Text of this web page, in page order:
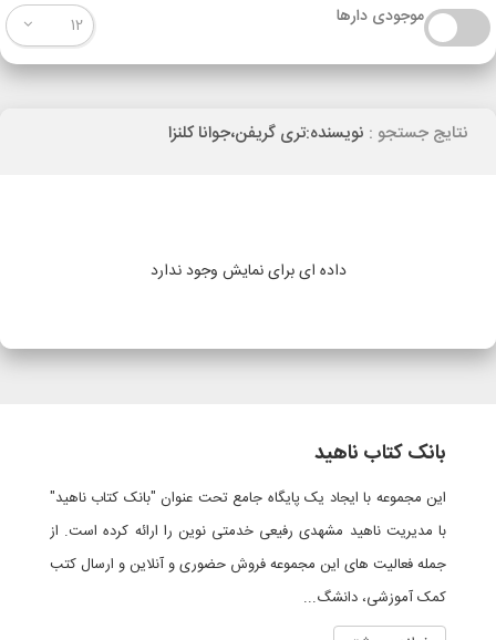
موجودی دارها 12
نتایج جستجو : نویسنده:تری گریفن،جوانا کلنزا
داده ای برای نمایش وجود ندارد
بانک کتاب ناهید
این مجموعه با ایجاد یک پایگاه جامع تحت عنوان "بانک کتاب ناهید"
با مدیریت ناهید مشهدی رفیعی خدمتی نوین را ارائه کرده است. از
جمله فعالیت های این مجموعه فروش حضوری و آنلاین و ارسال کتب
کمک آموزشی، دانشگ...